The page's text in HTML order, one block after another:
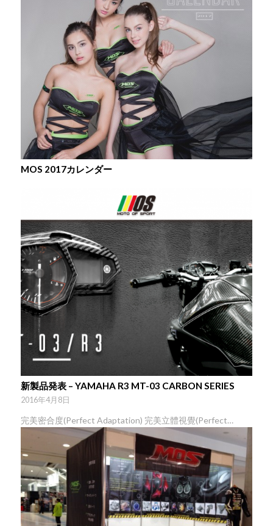
MOS 2017カレンダー
新製品発表 – YAMAHA R3 MT-03 CARBON SERIES
2016年4月8日
完美密合度(Perfect Adaptation) 完美立體視覺(Perfect…